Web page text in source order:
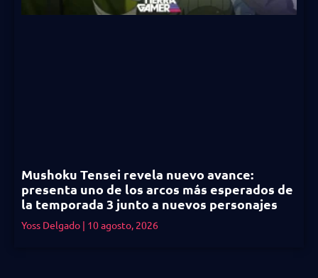
Mushoku Tensei revela nuevo avance:
presenta uno de los arcos más esperados de
la temporada 3 junto a nuevos personajes
Yoss Delgado 10 agosto, 2026